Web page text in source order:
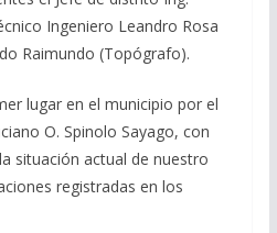
Ingeniero Leandro Rosa
Raimundo (Topógrafo).
lugar en el municipio por el
O. Spinolo Sayago, con
situación actual de nuestro
registradas en los